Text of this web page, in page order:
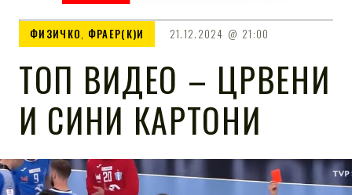
M EXPRESS
Сител
ФИЗИЧКО, ФРАЕР(К)И 21.12.2024 21:00
ТОП ВИДЕО – ЦРВЕНИ
И СИНИ КАРТОНИ